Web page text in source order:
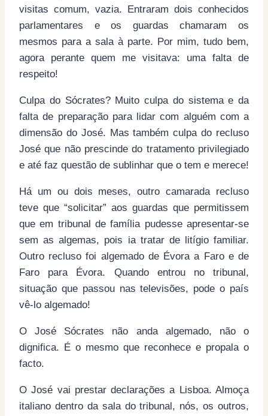
visitas comum, vazia. Entraram dois conhecidos
parlamentares e os guardas chamaram os
mesmos para a sala à parte. Por mim, tudo bem,
agora perante quem me visitava: uma falta de
respeito!
Culpa do Sócrates? Muito culpa do sistema e da
falta de preparação para lidar com alguém com a
dimensão do José. Mas também culpa do recluso
José que não prescinde do tratamento privilegiado
e até faz questão de sublinhar que o tem e merece!
Há um ou dois meses, outro camarada recluso
teve que “solicitar” aos guardas que permitissem
que em tribunal de família pudesse apresentar-se
sem as algemas, pois ia tratar de litígio familiar.
Outro recluso foi algemado de Évora a Faro e de
Faro para Évora. Quando entrou no tribunal,
situação que passou nas televisões, pode o país
vê-lo algemado!
O José Sócrates não anda algemado, não o
dignifica. É o mesmo que reconhece e propala o
facto.
O José vai prestar declarações a Lisboa. Almoça
italiano dentro da sala do tribunal, nós, os outros,